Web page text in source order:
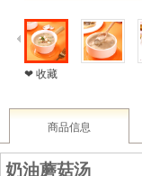
❤ 收藏
商品信息
奶油蘑菇汤